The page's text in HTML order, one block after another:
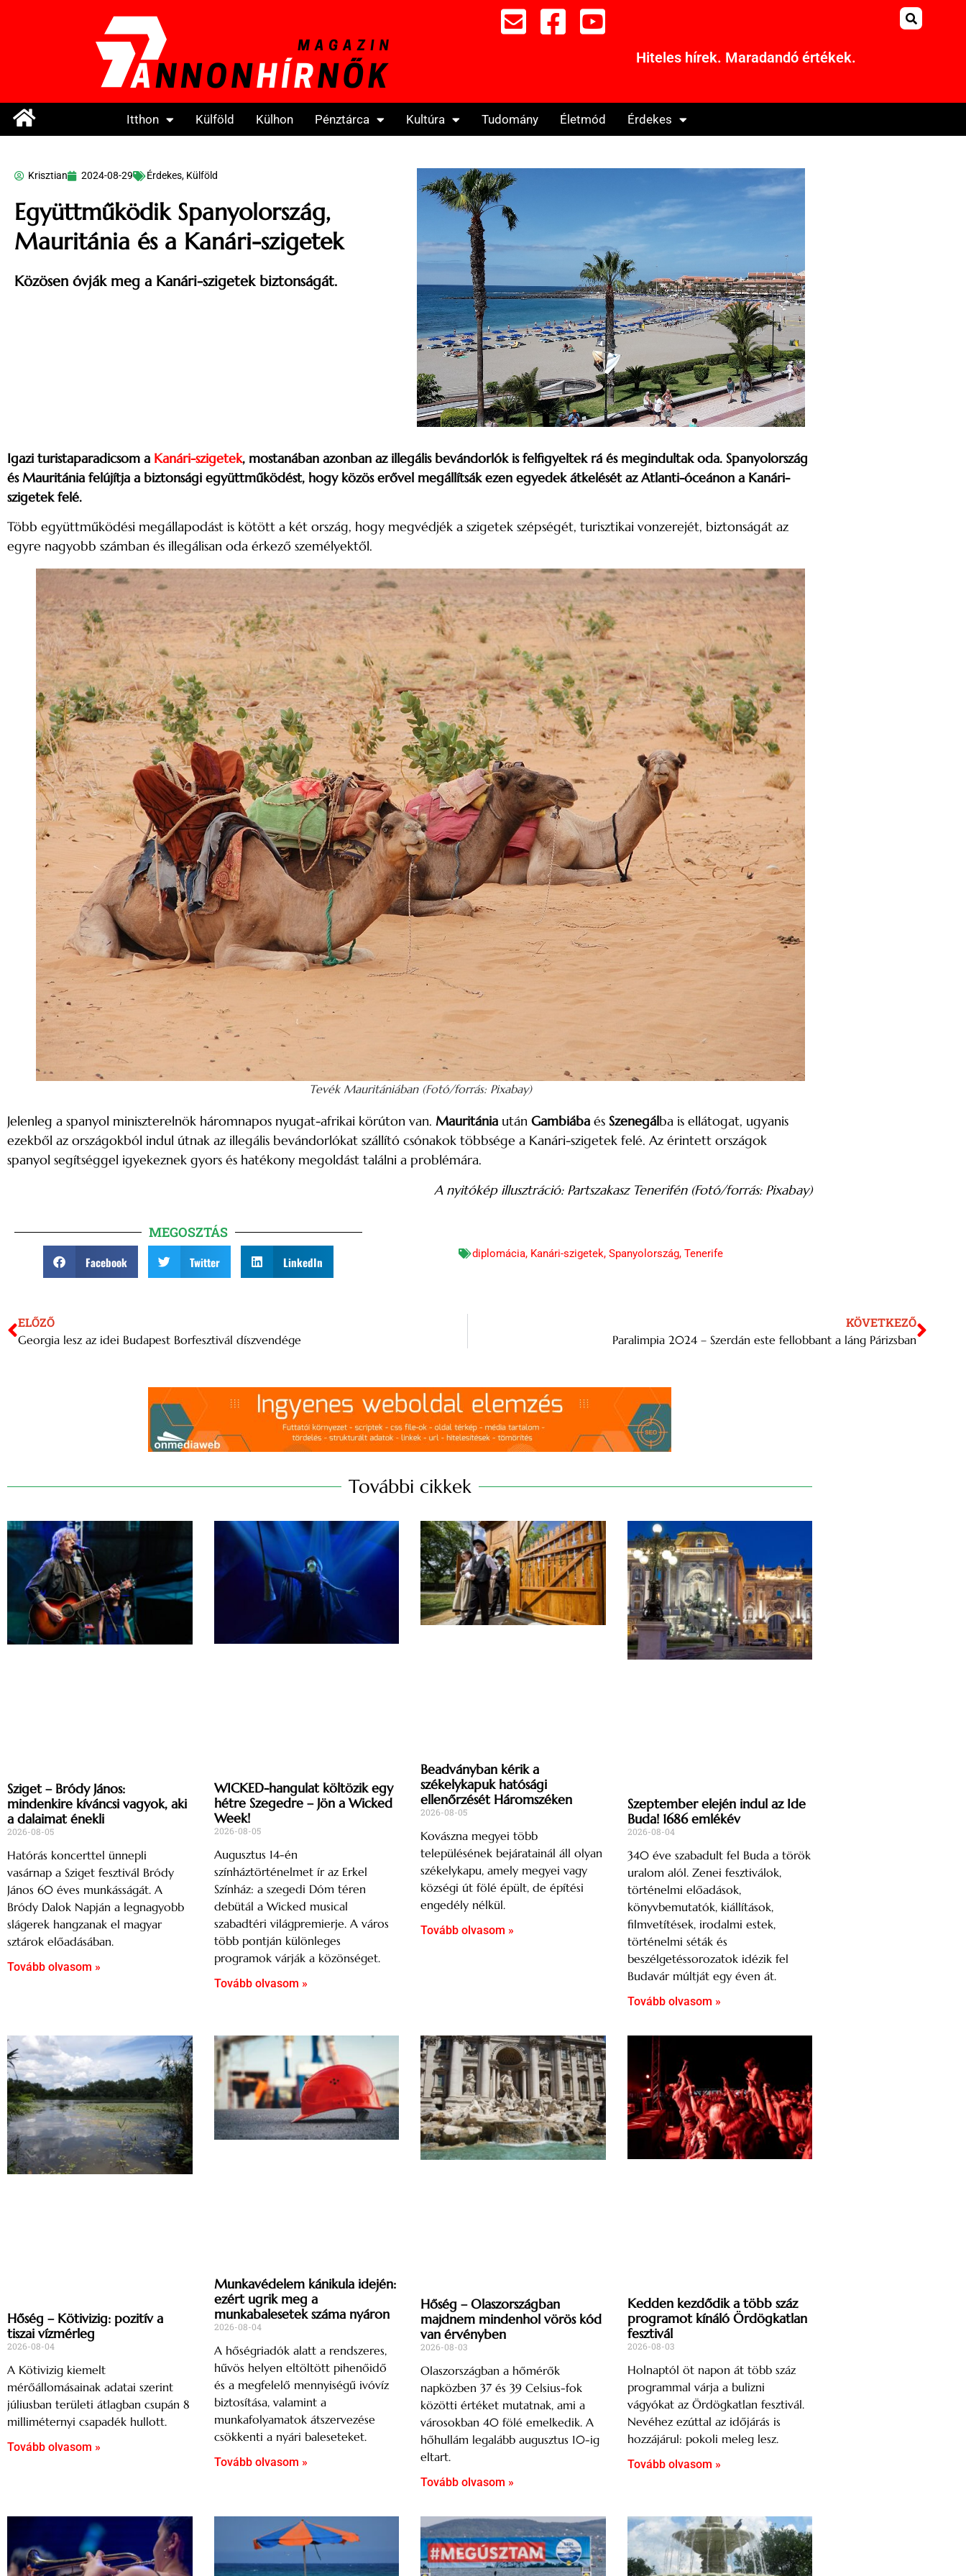
Hiteles hírek. Maradandó értékek.
Itthon Külföld Külhon Pénztárca Kultúra Tudomány Életmód Érdekes
Krisztian 2024-08-29 Érdekes, Külföld
Együttműködik Spanyolország,
Mauritánia és a Kanári-szigetek
Közösen óvják meg a Kanári-szigetek biztonságát.
Igazi turistaparadicsom a Kanári-szigetek, mostanában azonban az illegális bevándorlók is felfigyeltek rá és megindultak oda. Spanyolország
és Mauritánia felújítja a biztonsági együttműködést, hogy közös erővel megállítsák ezen egyedek átkelését az Atlanti-óceánon a Kanári-
szigetek felé.
Több együttműködési megállapodást is kötött a két ország, hogy megvédjék a szigetek szépségét, turisztikai vonzerejét, biztonságát az
egyre nagyobb számban és illegálisan oda érkező személyektől.
Tevék Mauritániában (Fotó/forrás: Pixabay)
Jelenleg a spanyol miniszterelnök háromnapos nyugat-afrikai körúton van. Mauritánia után Gambiába és Szenegálba is ellátogat, ugyanis
ezekből az országokból indul útnak az illegális bevándorlókat szállító csónakok többsége a Kanári-szigetek felé. Az érintett országok
spanyol segítséggel igyekeznek gyors és hatékony megoldást találni a problémára.
A nyitókép illusztráció: Partszakasz Tenerifén (Fotó/forrás: Pixabay)
MEGOSZTÁS
Facebook Twitter LinkedIn
diplomácia, Kanári-szigetek, Spanyolország, Tenerife
ELŐZŐ
Georgia lesz az idei Budapest Borfesztivál díszvendége
KÖVETKEZŐ
Paralimpia 2024 – Szerdán este fellobbant a láng Párizsban
További cikkek
Sziget – Bródy János:
mindenkire kíváncsi vagyok, aki
a dalaimat énekli
2026-08-05
Hatórás koncerttel ünnepli
vasárnap a Sziget fesztivál Bródy
János 60 éves munkásságát. A
Bródy Dalok Napján a legnagyobb
slágerek hangzanak el magyar
sztárok előadásában.
Tovább olvasom »
WICKED-hangulat költözik egy
hétre Szegedre – Jön a Wicked
Week!
2026-08-05
Augusztus 14-én
színháztörténelmet ír az Erkel
Színház: a szegedi Dóm téren
debütál a Wicked musical
szabadtéri világpremierje. A város
több pontján különleges
programok várják a közönséget.
Tovább olvasom »
Beadványban kérik a
székelykapuk hatósági
ellenőrzését Háromszéken
2026-08-05
Kovászna megyei több
településének bejáratainál áll olyan
székelykapu, amely megyei vagy
községi út fölé épült, de építési
engedély nélkül.
Tovább olvasom »
Szeptember elején indul az Ide
Buda! 1686 emlékév
2026-08-04
340 éve szabadult fel Buda a török
uralom alól. Zenei fesztiválok,
történelmi előadások,
könyvbemutatók, kiállítások,
filmvetítések, irodalmi estek,
történelmi séták és
beszélgetéssorozatok idézik fel
Budavár múltját egy éven át.
Tovább olvasom »
Hőség – Kötivizig: pozitív a
tiszai vízmérleg
2026-08-04
A Kötivizig kiemelt
mérőállomásainak adatai szerint
júliusban területi átlagban csupán 8
milliméternyi csapadék hullott.
Tovább olvasom »
Munkavédelem kánikula idején:
ezért ugrik meg a
munkabalesetek száma nyáron
2026-08-04
A hőségriadók alatt a rendszeres,
hűvös helyen eltöltött pihenőidő
és a megfelelő mennyiségű ivóvíz
biztosítása, valamint a
munkafolyamatok átszervezése
csökkenti a nyári baleseteket.
Tovább olvasom »
Hőség – Olaszországban
majdnem mindenhol vörös kód
van érvényben
2026-08-03
Olaszországban a hőmérők
napközben 37 és 39 Celsius-fok
közötti értéket mutatnak, ami a
városokban 40 fölé emelkedik. A
hőhullám legalább augusztus 10-ig
eltart.
Tovább olvasom »
Kedden kezdődik a több száz
programot kínáló Ördögkatlan
fesztivál
2026-08-03
Holnaptól öt napon át több száz
programmal várja a bulizni
vágyókat az Ördögkatlan fesztivál.
Nevéhez ezúttal az időjárás is
hozzájárul: pokoli meleg lesz.
Tovább olvasom »